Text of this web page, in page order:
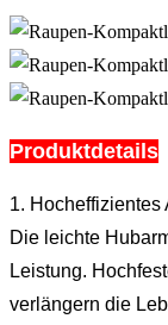
Produktdetails
1. Hocheffizientes
Die leichte
Leistung.
verlängern die